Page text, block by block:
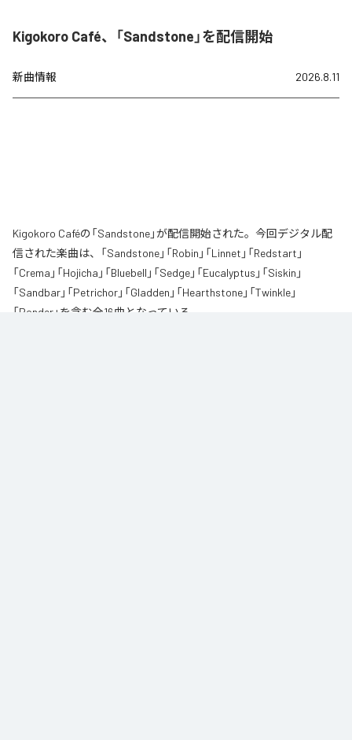
Kigokoro Café、「Sandstone」を配信開始
新曲情報 2026.8.11
Kigokoro Caféの「Sandstone」が配信開始された。今回デジタル配
信された楽曲は、「Sandstone」「Robin」「Linnet」「Redstart」
「Crema」「Hojicha」「Bluebell」「Sedge」「Eucalyptus」「Siskin」
「Sandbar」「Petrichor」「Gladden」「Hearthstone」「Twinkle」
「Ponder」を含む全16曲となっている。